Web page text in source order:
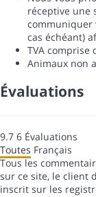
réceptive une
communiquer
cas échéant)
TVA comprise
Animaux non
Évaluations
9.7 6 Évaluations
Toutes Français
Tous les
sur ce site, le client
inscrit sur les